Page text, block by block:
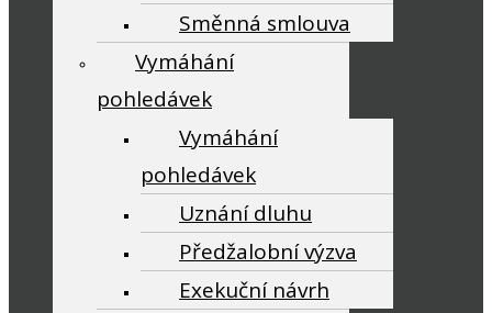
Směnná smlouva
Vymáhání
pohledávek
Vymáhání
pohledávek
Uznání dluhu
Předžalobní výzva
Exekuční návrh